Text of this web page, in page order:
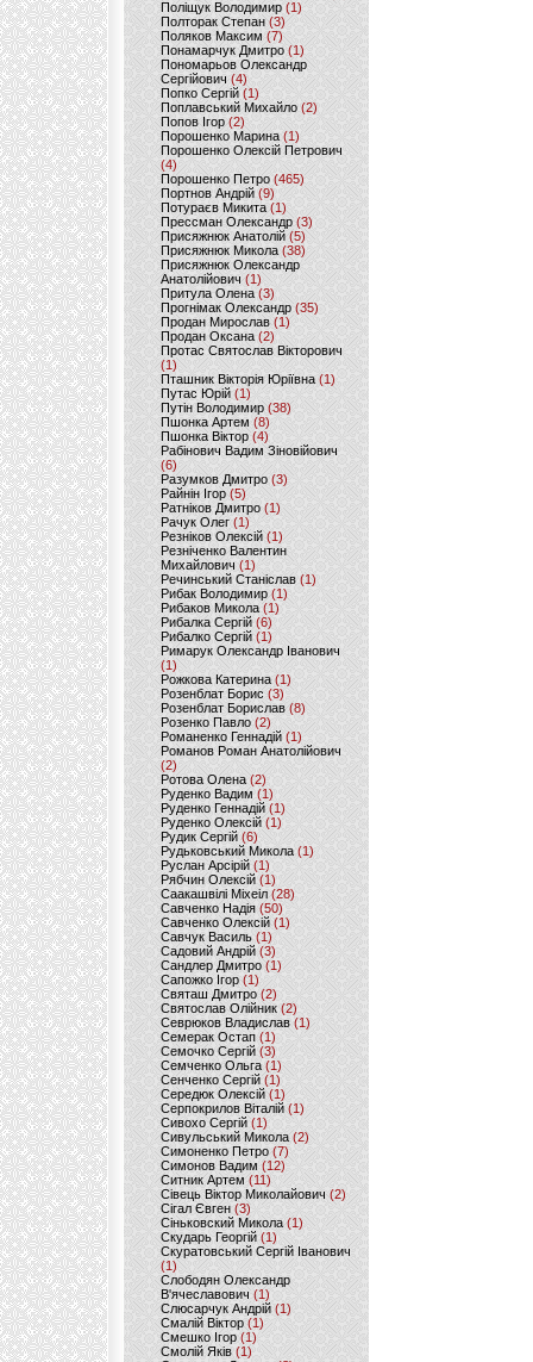
Поліщук Володимир (1)
Полторак Степан(3)
Поляков Максим (7)
Понамарчук Дмитро (1)
Пономарьов Олександр
Сергійович(4)
Попко Сергій (1)
Поплавський Михайло (2)
Попов Ігор(2)
Порошенко Марина (1)
Порошенко Олексій Петрович
(4)
Порошенко Петро (465)
Портнов Андрій (9)
Потураєв Микита(1)
Прессман Олександр(3)
Присяжнюк Анатолій (5)
Присяжнюк Микола (38)
Присяжнюк Олександр
Анатолійович (1)
Притула Олена (3)
Прогнімак Олександр(35)
Продан Мирослав(1)
Продан Оксана (2)
Протас Святослав Вікторович
(1)
Пташник Вікторія Юріївна (1)
Путас Юрій (1)
Путін Володимир(38)
Пшонка Артем (8)
Пшонка Віктор(4)
Рабінович Вадим Зіновійович
(6)
Разумков Дмитро (3)
Райнін Ігор(5)
Ратніков Дмитро (1)
Рачук Олег (1)
Резніков Олексій(1)
Резніченко Валентин
Михайлович (1)
Речинський Станіслав (1)
Рибак Володимир(1)
Рибаков Микола(1)
Рибалка Сергій (6)
Рибалко Сергій (1)
Римарук Олександр Іванович
(1)
Рожкова Катерина(1)
Розенблат Борис (3)
Розенблат Борислав (8)
Розенко Павло (2)
Романенко Геннадій (1)
Романов Роман Анатолійович
(2)
Ротова Олена(2)
Руденко Вадим (1)
Руденко Геннадій (1)
Руденко Олексій(1)
Рудик Сергій(6)
Рудьковський Микола (1)
Руслан Арсірій(1)
Рябчин Олексій (1)
Саакашвілі Міхеіл(28)
Савченко Надія (50)
Савченко Олексій(1)
Савчук Василь (1)
Садовий Андрій (3)
Сандлер Дмитро(1)
Сапожко Ігор(1)
Святаш Дмитро (2)
Святослав Олійник (2)
Севрюков Владислав (1)
Семерак Остап (1)
Семочко Сергій (3)
Семченко Ольга (1)
Сенченко Сергій(1)
Середюк Олексій(1)
Серпокрилов Віталій(1)
Сивохо Сергій(1)
Сивульський Микола(2)
Симоненко Петро(7)
Симонов Вадим (12)
Ситник Артем(11)
Сівець Віктор Миколайович(2)
Сігал Євген (3)
Сіньковский Микола(1)
Скударь Георгій (1)
Скуратовський Сергій Іванович
(1)
Слободян Олександр
В'ячеславович(1)
Слюсарчук Андрій(1)
Смалій Віктор (1)
Смешко Ігор (1)
Смолій Яків (1)